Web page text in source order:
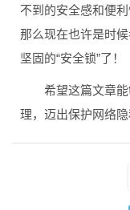
不到的安全感和便
那么现在也许是时
坚固的“安全锁”了！
希望这篇文章
理，迈出保护网络隐